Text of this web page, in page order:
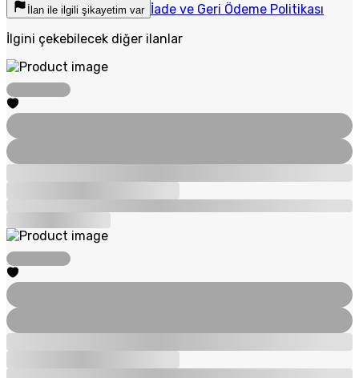
İlan ile ilgili şikayetim var İade ve Geri Ödeme Politikası
İlgini çekebilecek diğer ilanlar